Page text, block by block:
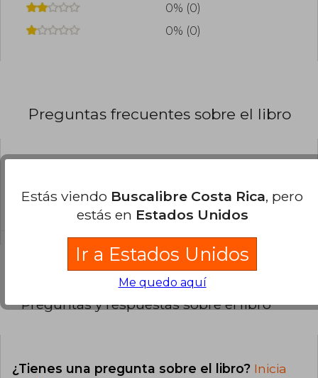
0% (0)
0% (0)
Preguntas frecuentes sobre el libro
Todos los libros de nuestro
catálogo son Originales.
Preguntas y respuestas sobre el libro
¿Tienes una pregunta sobre el libro? Inicia
Estás viendo Buscalibre Costa Rica, pero
estás en Estados Unidos
Ir a Estados Unidos
Me quedo aquí